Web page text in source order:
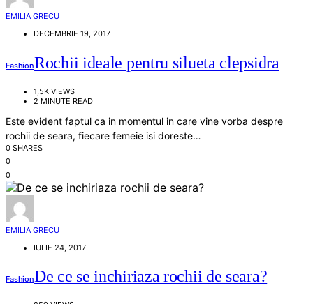
EMILIA GRECU
DECEMBRIE 19, 2017
FashionRochii ideale pentru silueta clepsidra
1,5K VIEWS
2 MINUTE READ
Este evident faptul ca in momentul in care vine vorba despre
rochii de seara, fiecare femeie isi doreste…
0 SHARES
0
0
EMILIA GRECU
IULIE 24, 2017
FashionDe ce se inchiriaza rochii de seara?